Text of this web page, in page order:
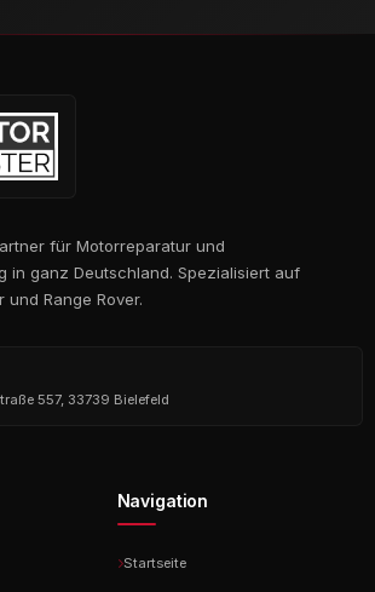
für Motorreparatur und
in ganz Deutschland. Spezialisiert auf
und Range Rover.
557, 33739 Bielefeld
Navigation
Startseite